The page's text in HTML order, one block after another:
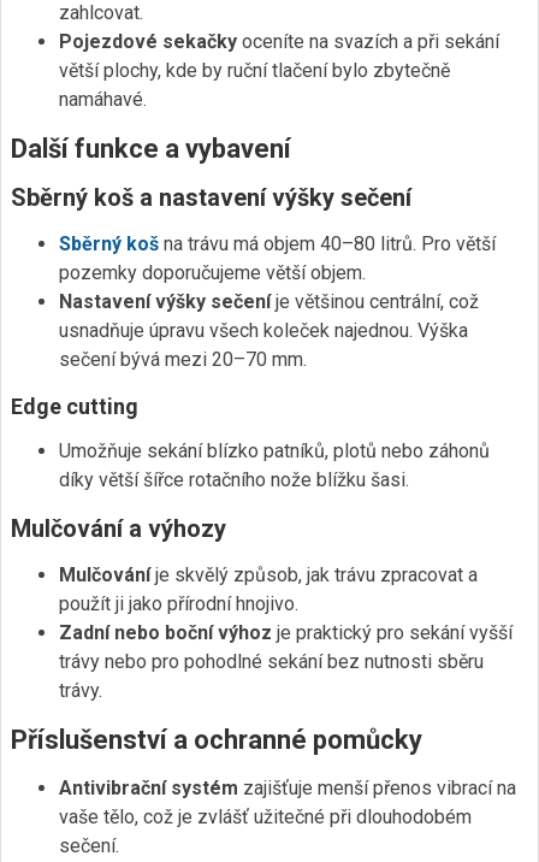
zahlcovat.
Pojezdové sekačky oceníte na svazích a při sekání
větší plochy, kde by ruční tlačení bylo zbytečně
namáhavé.
Další funkce a vybavení
Sběrný koš a nastavení výšky sečení
Sběrný koš na trávu má objem 40–80 litrů. Pro větší
pozemky doporučujeme větší objem.
Nastavení výšky sečeníje většinou centrální, což
usnadňuje úpravu všech koleček najednou. Výška
sečení bývá mezi 20–70 mm.
Edge cutting
Umožňuje sekání blízko patníků, plotů nebo záhonů
díky větší šířce rotačního nože blížku šasi.
Mulčování a výhozy
Mulčováníje skvělý způsob, jak trávu zpracovat a
použít ji jako přírodní hnojivo.
Zadní nebo boční výhoz je praktický pro sekání vyšší
trávy nebo pro pohodlné sekání bez nutnosti sběru
trávy.
Příslušenství a ochranné pomůcky
Antivibrační systém zajišťuje menší přenos vibrací na
vaše tělo, což je zvlášť užitečné při dlouhodobém
sečení.